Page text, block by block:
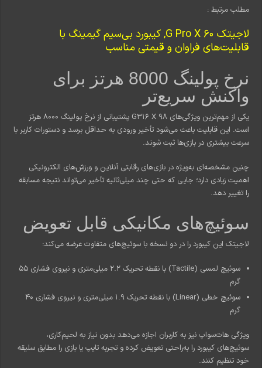
مطلب مرتبط :
لاجیتک G Pro X 60, کیبورد بی‌سیم گیمینگ با
قابلیت‌های فراوان و قیمتی مناسب
نرخ پولینگ 8000 هرتز برای
واکنش سریع‌تر
یکی از مهم‌ترین ویژگی‌های G316 X 98 پشتیبانی از نرخ پولینگ 8000 هرتز
است. این قابلیت باعث می‌شود تأخیر ورودی به حداقل برسد و دستورات کاربر با
سرعت بیشتری در بازی‌ها ثبت شوند.
چنین مشخصه‌ای به‌ویژه در بازی‌های رقابتی آنلاین و ورزش‌های الکترونیکی
اهمیت زیادی دارد؛ جایی که حتی چند میلی‌ثانیه تأخیر می‌تواند نتیجه مسابقه
را تغییر دهد.
سوئیچ‌های مکانیکی قابل تعویض
لاجیتک این کیبورد را در دو نسخه با سوئیچ‌های متفاوت عرضه می‌کند:
سوئیچ لمسی (Tactile) با نقطه تحریک 2.2 میلی‌متری و نیروی فشاری 55
گرم
سوئیچ خطی (Linear) با نقطه تحریک 1.9 میلی‌متری و نیروی فشاری 40
گرم
ویژگی هات‌سواپ نیز به کاربران اجازه می‌دهد بدون نیاز به لحیم‌کاری،
سوئیچ‌های کیبورد را به‌راحتی تعویض کرده و تجربه تایپ یا بازی را مطابق سلیقه
خود تنظیم کنند.